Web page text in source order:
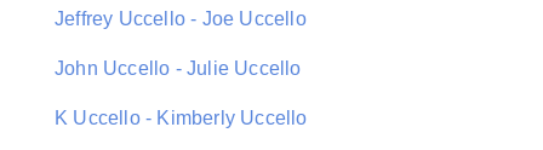
Jeffrey Uccello - Joe Uccello
John Uccello - Julie Uccello
K Uccello - Kimberly Uccello